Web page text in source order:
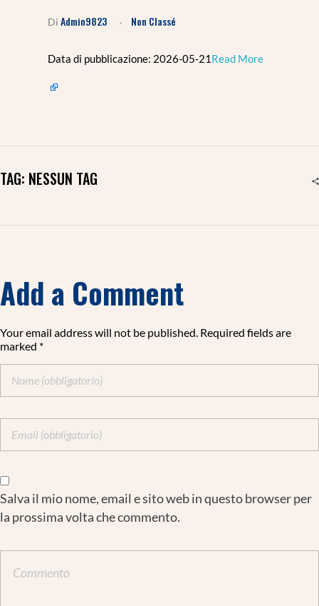
Di Admin9823 Non Classé
Data di pubblicazione: 2026-05-21​ Read More
TAG: NESSUN TAG
Add a Comment
Your email address will not be published. Required fields are
marked *
Salva il mio nome, email e sito web in questo browser per
la prossima volta che commento.